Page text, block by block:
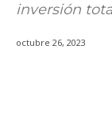
inversión
octubre 26, 2023